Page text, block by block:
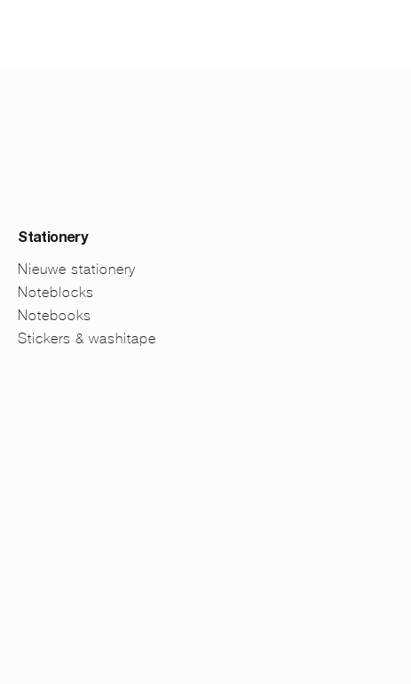
Stationery
Nieuwe stationery
Noteblocks
Notebooks
Stickers & washitape